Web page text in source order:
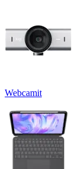
Webcamit